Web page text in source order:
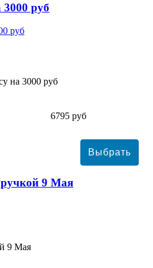
руб
на 3000 руб
6795 руб
9 Мая
9 Мая